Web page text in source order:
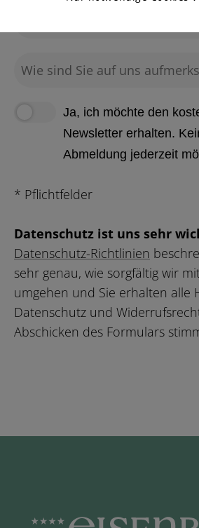
Ja, ich möchte den
Newsletter erhalten.
Abmeldung jederzeit
* Pflichtfelder
Datenschutz ist uns sehr
Datenschutz-Richtlinien
sehr genau, wie sorgfältig wir
umgehen und Sie erhalten alle
Datenschutz und
Abschicken des Formulars